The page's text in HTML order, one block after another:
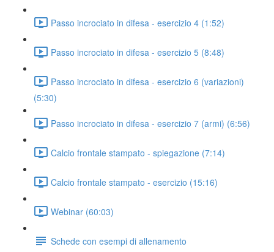
Passo incrociato in difesa - esercizio 4 (1:52)
Passo incrociato in difesa - esercizio 5 (8:48)
Passo incrociato in difesa - esercizio 6 (variazioni)
(5:30)
Passo incrociato in difesa - esercizio 7 (armi) (6:56)
Calcio frontale stampato - spiegazione (7:14)
Calcio frontale stampato - esercizio (15:16)
Webinar (60:03)
Schede con esempi di allenamento